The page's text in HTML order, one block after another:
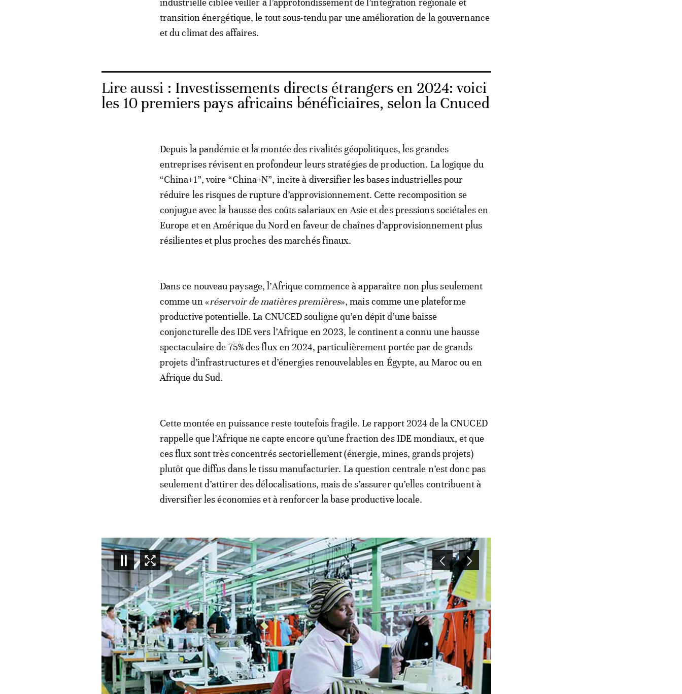
transition énergétique, le tout sous-tendu par une amélioration de la gouvernance
et du climat des affaires.
Lire aussi : Investissements directs étrangers en 2024: voici
les 10 premiers pays africains bénéficiaires, selon la Cnuced
Depuis la pandémie et la montée des rivalités géopolitiques, les grandes
entreprises révisent en profondeur leurs stratégies de production. La logique du
“China+1”, voire “China+N”, incite à diversifier les bases industrielles pour
réduire les risques de rupture d’approvisionnement. Cette recomposition se
conjugue avec la hausse des coûts salariaux en Asie et des pressions sociétales en
Europe et en Amérique du Nord en faveur de chaînes d’approvisionnement plus
résilientes et plus proches des marchés finaux.
Dans ce nouveau paysage, l’Afrique commence à apparaître non plus seulement
comme un «réservoir de matières premières», mais comme une plateforme
productive potentielle. La CNUCED souligne qu’en dépit d’une baisse
conjoncturelle des IDE vers l’Afrique en 2023, le continent a connu une hausse
spectaculaire de 75% des flux en 2024, particulièrement portée par de grands
projets d’infrastructures et d’énergies renouvelables en Égypte, au Maroc ou en
Afrique du Sud.
Cette montée en puissance reste toutefois fragile. Le rapport 2024 de la CNUCED
rappelle que l’Afrique ne capte encore qu’une fraction des IDE mondiaux, et que
ces flux sont très concentrés sectoriellement (énergie, mines, grands projets)
plutôt que diffus dans le tissu manufacturier. La question centrale n’est donc pas
seulement d’attirer des délocalisations, mais de s’assurer qu’elles contribuent à
diversifier les économies et à renforcer la base productive locale.